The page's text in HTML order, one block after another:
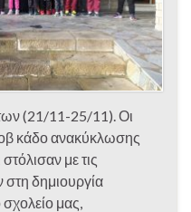
(21/11-25/11). Οι
κάδο ανακύκλωσης
με τις
δημιουργία
μας,